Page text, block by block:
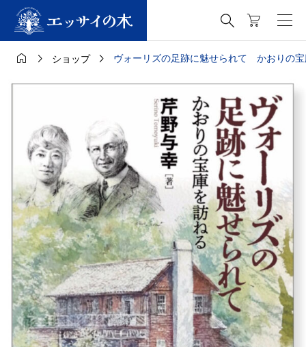

  ショップ  ヴォーリズの足跡に魅せられて かおりの